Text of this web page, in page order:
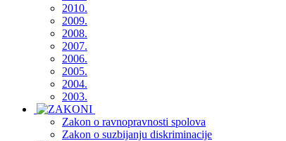
2010.
2009.
2008.
2007.
2006.
2005.
2004.
2003.
Zakon o ravnopravnosti spolova
Zakon o suzbijanju diskriminacije